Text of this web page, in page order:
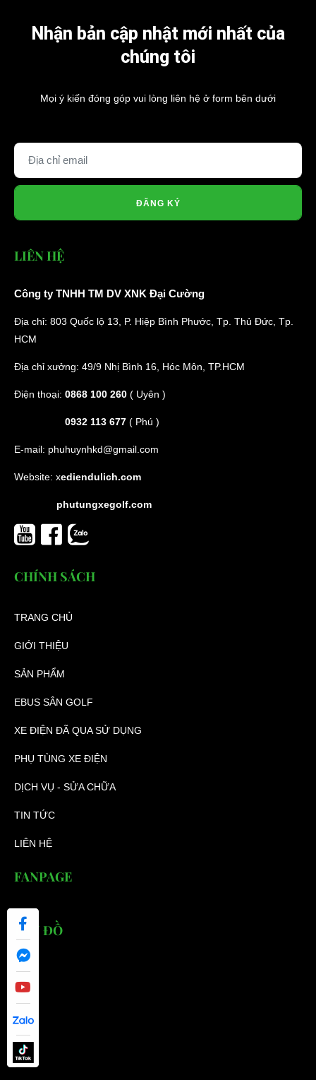
Nhận bản cập nhật mới nhất của
chúng tôi
Mọi ý kiến đóng góp vui lòng liên hệ ở form bên dưới
ĐĂNG KÝ
LIÊN HỆ
Công ty TNHH TM DV XNK Đại Cường
Địa chỉ: 803 Quốc lộ 13, P. Hiệp Bình Phước, Tp. Thủ Đức, Tp.
HCM
Địa chỉ xưởng: 49/9 Nhị Bình 16, Hóc Môn, TP.HCM
Điện thoại: 0868 100 260 ( Uyên )
0932 113 677 ( Phú )
E-mail: phuhuynhkd@gmail.com
Website: xediendulich.com
phutungxegolf.com
CHÍNH SÁCH
TRANG CHỦ
GIỚI THIỆU
SẢN PHẨM
EBUS SÂN GOLF
XE ĐIỆN ĐÃ QUA SỬ DỤNG
PHỤ TÙNG XE ĐIỆN
DỊCH VỤ - SỬA CHỮA
TIN TỨC
LIÊN HỆ
FANPAGE
BẢN ĐỒ